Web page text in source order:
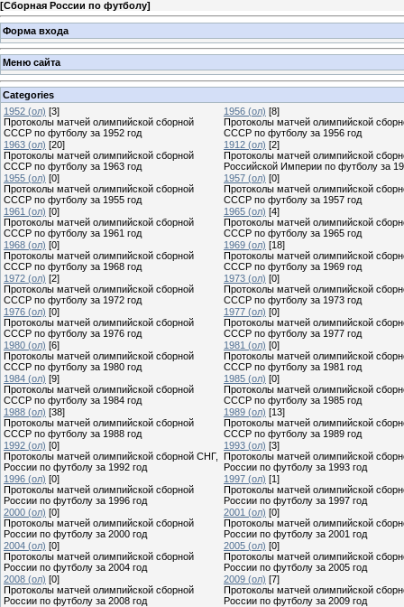
[Сборная России по футболу]
Форма входа
Меню сайта
Categories
1952 (ол) [3]
Протоколы матчей олимпийской сборной
СССР по футболу за 1952 год
1956 (ол) [8]
Протоколы матчей олимпийской
СССР по футболу за 1956 год
1963 (ол) [20]
Протоколы матчей олимпийской сборной
СССР по футболу за 1963 год
1912 (ол) [2]
Протоколы матчей олимпийской
Российской Империи по футболу за
1955 (ол) [0]
Протоколы матчей олимпийской сборной
СССР по футболу за 1955 год
1957 (ол) [0]
Протоколы матчей олимпийской
СССР по футболу за 1957 год
1961 (ол) [0]
Протоколы матчей олимпийской сборной
СССР по футболу за 1961 год
1965 (ол) [4]
Протоколы матчей олимпийской
СССР по футболу за 1965 год
1968 (ол) [0]
Протоколы матчей олимпийской сборной
СССР по футболу за 1968 год
1969 (ол) [18]
Протоколы матчей олимпийской
СССР по футболу за 1969 год
1972 (ол) [2]
Протоколы матчей олимпийской сборной
СССР по футболу за 1972 год
1973 (ол) [0]
Протоколы матчей олимпийской
СССР по футболу за 1973 год
1976 (ол) [0]
Протоколы матчей олимпийской сборной
СССР по футболу за 1976 год
1977 (ол) [0]
Протоколы матчей олимпийской
СССР по футболу за 1977 год
1980 (ол) [6]
Протоколы матчей олимпийской сборной
СССР по футболу за 1980 год
1981 (ол) [0]
Протоколы матчей олимпийской
СССР по футболу за 1981 год
1984 (ол) [9]
Протоколы матчей олимпийской сборной
СССР по футболу за 1984 год
1985 (ол) [0]
Протоколы матчей олимпийской
СССР по футболу за 1985 год
1988 (ол) [38]
Протоколы матчей олимпийской сборной
СССР по футболу за 1988 год
1989 (ол) [13]
Протоколы матчей олимпийской
СССР по футболу за 1989 год
1992 (ол) [0]
Протоколы матчей олимпийской сборной СНГ,
России по футболу за 1992 год
1993 (ол) [3]
Протоколы матчей олимпийской
России по футболу за 1993 год
1996 (ол) [0]
Протоколы матчей олимпийской сборной
России по футболу за 1996 год
1997 (ол) [1]
Протоколы матчей олимпийской
России по футболу за 1997 год
2000 (ол) [0]
Протоколы матчей олимпийской сборной
России по футболу за 2000 год
2001 (ол) [0]
Протоколы матчей олимпийской
России по футболу за 2001 год
2004 (ол) [0]
Протоколы матчей олимпийской сборной
России по футболу за 2004 год
2005 (ол) [0]
Протоколы матчей олимпийской
России по футболу за 2005 год
2008 (ол) [0]
Протоколы матчей олимпийской сборной
России по футболу за 2008 год
2009 (ол) [7]
Протоколы матчей олимпийской
России по футболу за 2009 год